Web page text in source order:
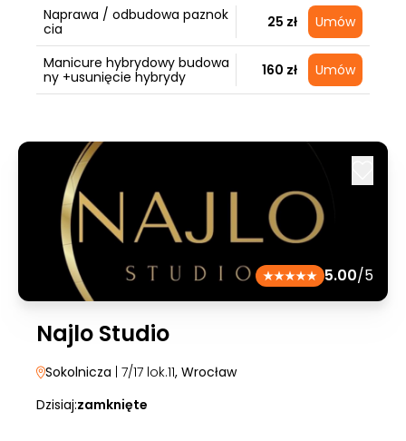
Naprawa / odbudowa paznok
cia
25 zł Umów
Manicure hybrydowy budowa
ny +usunięcie hybrydy
160 zł Umów
5.00/5
Najlo Studio
Sokolnicza | 7/17 lok.11, Wrocław
Dzisiaj:zamknięte